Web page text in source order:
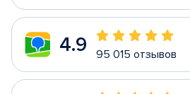
4.9 95 015 отзывов